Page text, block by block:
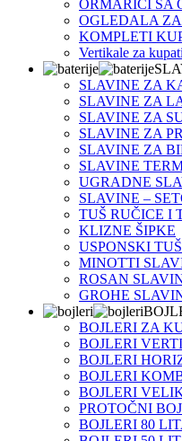
ORMARIĆI SA
OGLEDALA
KOMPLETI
Vertikale za
SLAVINE ZA
SLAVINE ZA
SLAVINE ZA
SLAVINE ZA
SLAVINE ZA
SLAVINE
UGRADNE
SLAVINE –
TUŠ RUČICE I
KLIZNE ŠIPKE
USPONSKI
MINOTTI
ROSAN
GROHE
BOJLERI ZA
BOJLERI
BOJLERI
BOJLERI
BOJLERI
PROTOČNI
BOJLERI 80